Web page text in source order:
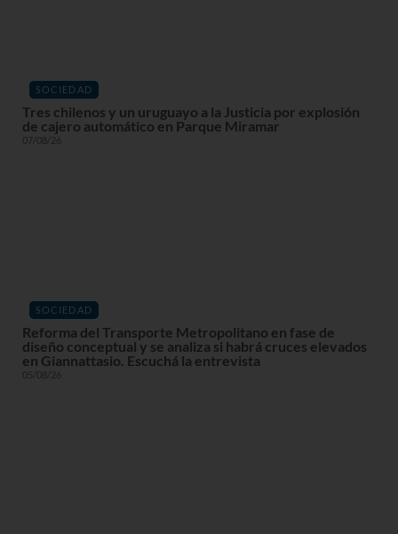
SOCIEDAD
Tres chilenos y un uruguayo a la Justicia por explosión
de cajero automático en Parque Miramar
07/08/26
SOCIEDAD
Reforma del Transporte Metropolitano en fase de
diseño conceptual y se analiza si habrá cruces elevados
en Giannattasio. Escuchá la entrevista
05/08/26